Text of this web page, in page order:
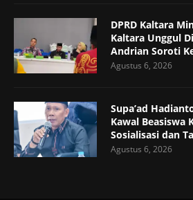
DPRD Kaltara
Kaltara Unggul
Andrian Soroti
Agustus 6, 2026
Supa’ad
Kawal Beasiswa
Sosialisasi dan
Agustus 6, 2026